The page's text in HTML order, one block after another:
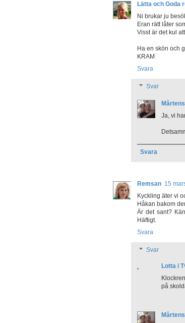
Lätta och Goda
Ni brukar ju
Eran rätt låter
Visst är det kul
Ha en skön och
KRAM
Svara
Svar
Ja, vi
Svara
Remsan 15
Kyckling äter vi
Håkan bakom
Är det sant?
Häftigt.
Svara
Svar
Lotta i
på